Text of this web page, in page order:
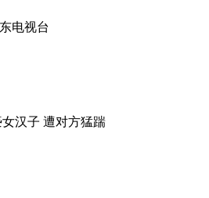
电视台
汉子 遭对方猛踹